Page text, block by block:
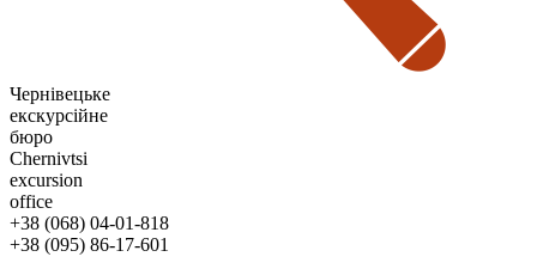
Чернівецьке
екскурсійне
бюро
Chernivtsi
excursion
office
+38 (068) 04-01-818
+38 (095) 86-17-601